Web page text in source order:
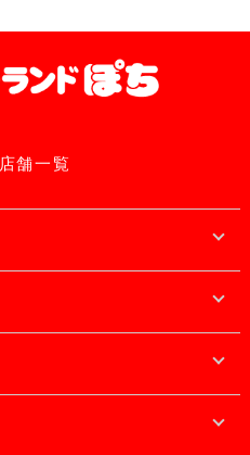
店舗一覧